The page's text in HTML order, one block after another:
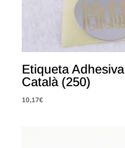
Etiqueta
Català (250)
10,17€